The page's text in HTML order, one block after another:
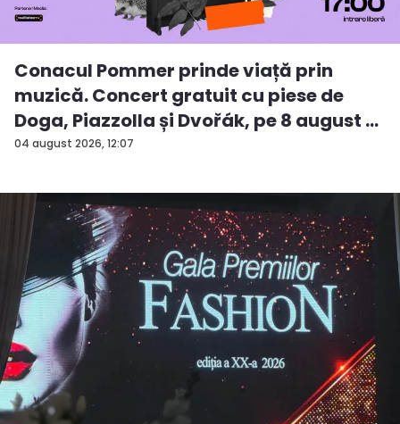
04 august 2026, 12:07
Conacul Pommer prinde viață prin
muzică. Concert gratuit cu piese de
Doga, Piazzolla și Dvořák, pe 8 august ...